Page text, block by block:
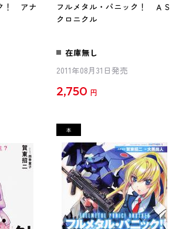
！ アナ
フルメタル・パニック！ ＡＳ
クロニクル
在庫無し
2011年08月31日発売
2,750 円